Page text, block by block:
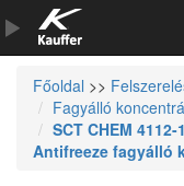
Szerszámkatalógus
Kosár
Főoldal >>
Fagyálló
SCT CHEM
Antifreeze fagyálló